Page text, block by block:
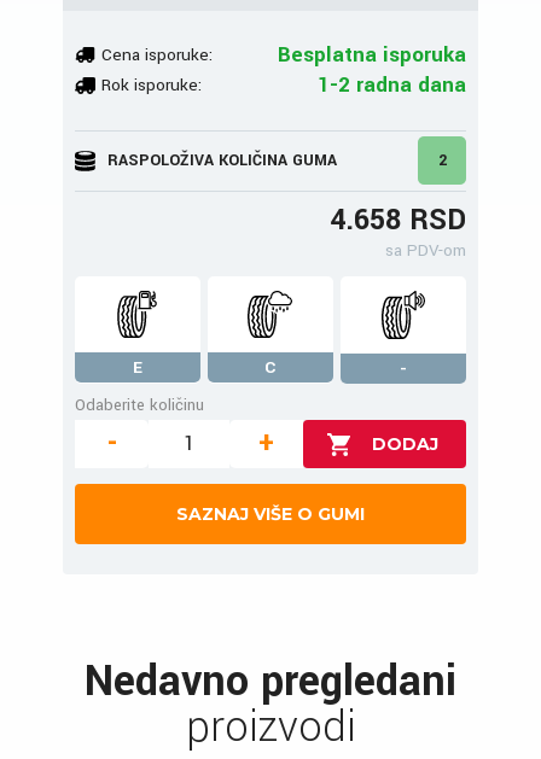
Cena isporuke: Besplatna isporuka
Rok isporuke: 1-2 radna dana
RASPOLOŽIVA KOLIČINA GUMA 2
4.658 RSD
sa PDV-om
E C
-
Odaberite količinu
- +
SAZNAJ VIŠE O GUMI
Nedavno pregledani
proizvodi